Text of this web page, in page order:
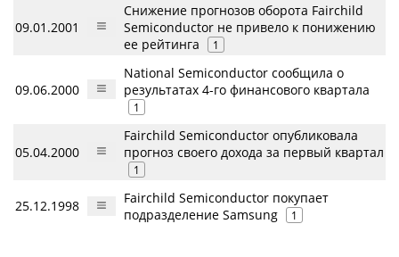
09.01.2001
Снижение прогнозов оборота Fairchild
Semiconductor не привело к понижению
ее рейтинга
1
09.06.2000
National Semiconductor сообщила о
результатах 4-го финансового квартала
1
05.04.2000
Fairchild Semiconductor опубликовала
прогноз своего дохода за первый квартал
1
25.12.1998
Fairchild Semiconductor покупает
подразделение Samsung
1